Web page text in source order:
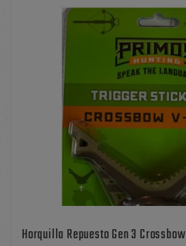
Horquilla Repuesto Gen 3 Crossbow